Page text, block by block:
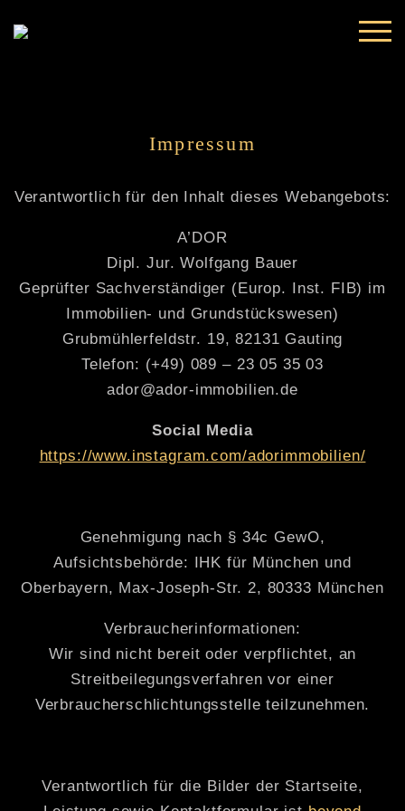
Impressum
Verantwortlich für den Inhalt dieses Webangebots:
A’DOR
Dipl. Jur. Wolfgang Bauer
Geprüfter Sachverständiger (Europ. Inst. FIB) im
Immobilien- und Grundstückswesen)
Grubmühlerfeldstr. 19, 82131 Gauting
Telefon: (+49) 089 – 23 05 35 03
ador@ador-immobilien.de
Social Media
https://www.instagram.com/adorimmobilien/
Genehmigung nach § 34c GewO,
Aufsichtsbehörde: IHK für München und
Oberbayern, Max-Joseph-Str. 2, 80333 München
Verbraucherinformationen:
Wir sind nicht bereit oder verpflichtet, an
Streitbeilegungsverfahren vor einer
Verbraucherschlichtungsstelle teilzunehmen.
Verantwortlich für die Bilder der Startseite,